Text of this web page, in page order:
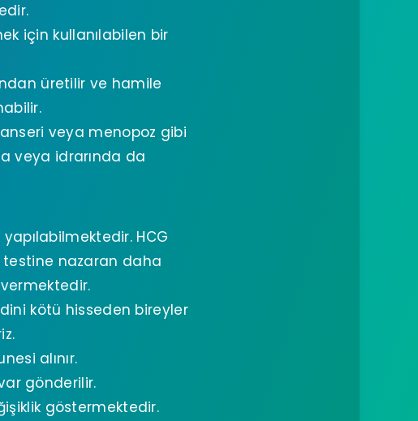
için kullanılabilen bir
üretilir ve hamile
veya menopoz gibi
veya idrarında da
HCG
testine nazaran daha
vermektedir.
kötü hisseden bireyler
alınır.
gönderilir.
göstermektedir.